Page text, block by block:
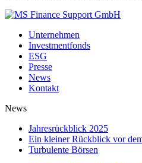
Unternehmen
Investmentfonds
ESG
Presse
News
Kontakt
News
Jahresrückblick 2025
Ein kleiner Rückblick vor
Turbulente Börsen